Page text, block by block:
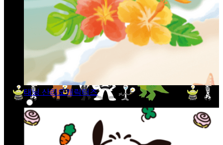
태닝 산리오캐릭터즈